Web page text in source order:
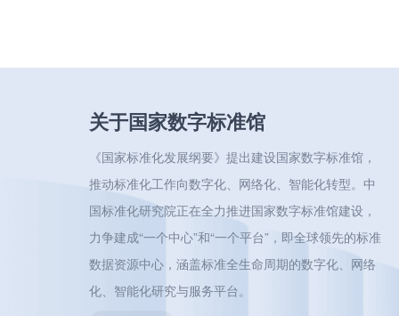
关于国家数字标准馆
《国家标准化发展纲要》提出建设国家数字标准馆，
推动标准化工作向数字化、网络化、智能化转型。中
国标准化研究院正在全力推进国家数字标准馆建设，
力争建成“一个中心”和“一个平台”，即全球领先的标准
数据资源中心，涵盖标准全生命周期的数字化、网络
化、智能化研究与服务平台。